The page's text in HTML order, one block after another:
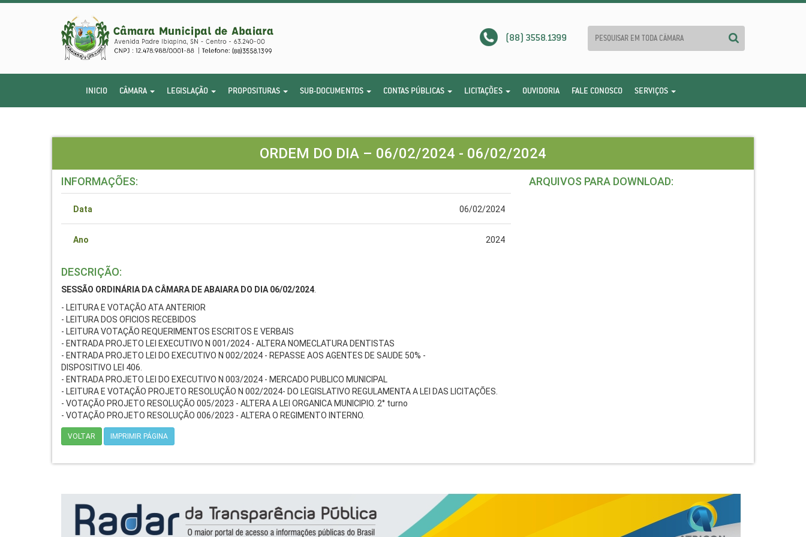
(88) 3558.1399
INICIO CÂMARA LEGISLAÇÃO PROPOSITURAS SUB-DOCUMENTOS CONTAS PÚBLICAS LICITAÇÕES OUVIDORIA FALE CONOSCO SERVIÇOS
ORDEM DO DIA – 06/02/2024 - 06/02/2024
INFORMAÇÕES:
Data 06/02/2024
Ano 2024
DESCRIÇÃO:
SESSÃO ORDINÁRIA DA CÂMARA DE ABAIARA DO DIA 06/02/2024
- LEITURA E VOTAÇÃO ATA ANTERIOR
- LEITURA DOS OFICIOS RECEBIDOS
- LEITURA VOTAÇÃO REQUERIMENTOS ESCRITOS E VERBAIS
- ENTRADA PROJETO LEI EXECUTIVO N 001/2024 - ALTERA NOMECLATURA DENTISTAS
- ENTRADA PROJETO LEI DO EXECUTIVO N 002/2024 - REPASSE AOS AGENTES DE SAUDE 50% -
DISPOSITIVO LEI 406.
- ENTRADA PROJETO LEI DO EXECUTIVO N 003/2024 - MERCADO PUBLICO MUNICIPAL
- LEITURA E VOTAÇÃO PROJETO RESOLUÇÃO N 002/2024- DO LEGISLATIVO REGULAMENTA A LEI DAS LICITAÇÕES.
- VOTAÇÃO PROJETO RESOLUÇÃO 005/2023 - ALTERA A LEI ORGANICA MUNICIPIO. 2° turno
- VOTAÇÃO PROJETO RESOLUÇÃO 006/2023 - ALTERA O REGIMENTO INTERNO.
VOLTAR IMPRIMIR PÁGINA
ARQUIVOS PARA DOWNLOAD: